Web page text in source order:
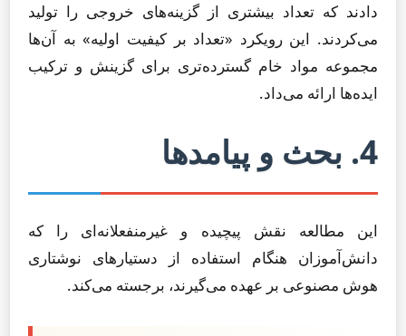
دادند که تعداد بیشتری از گزینه‌های خروجی را تولید
می‌کردند. این رویکرد «تعداد بر کیفیت اولیه» به آن‌ها
مجموعه مواد خام گسترده‌تری برای گزینش و ترکیب
ایده‌ها ارائه می‌داد.
4. بحث و پیامدها
این مطالعه نقش پیچیده و غیرمنفعلانه‌ای را که
دانش‌آموزان هنگام استفاده از دستیارهای نوشتاری
هوش مصنوعی بر عهده می‌گیرند، برجسته می‌کند.